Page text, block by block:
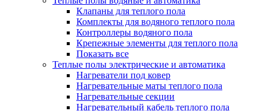
Клапаны для теплого пола
Комплекты для водяного теплого пола
Контроллеры водяного пола
Крепежные элементы для теплого пола
Показать все
Теплые полы электрические и автоматика
Нагреватели под ковер
Нагревательные маты теплого пола
Нагревательные секции
Нагревательный кабель теплого пола